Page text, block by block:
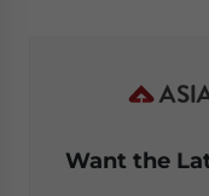
Want the